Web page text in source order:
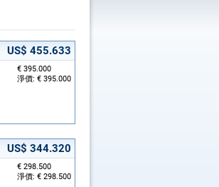
US$ 455.633
€ 395.000
淨價: € 395.000
US$ 344.320
€ 298.500
淨價: € 298.500